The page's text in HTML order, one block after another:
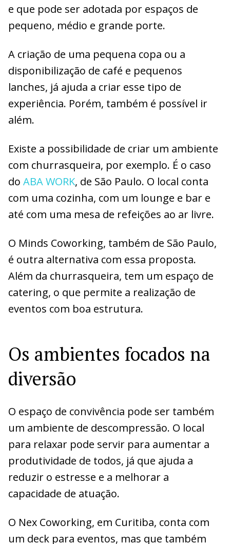
e que pode ser adotada por espaços de
pequeno, médio e grande porte.
A criação de uma pequena copa ou a
disponibilização de café e pequenos
lanches, já ajuda a criar esse tipo de
experiência. Porém, também é possível ir
além.
Existe a possibilidade de criar um ambiente
com churrasqueira, por exemplo. É o caso
do ABA WORK, de São Paulo. O local conta
com uma cozinha, com um lounge e bar e
até com uma mesa de refeições ao ar livre.
O Minds Coworking, também de São Paulo,
é outra alternativa com essa proposta.
Além da churrasqueira, tem um espaço de
catering, o que permite a realização de
eventos com boa estrutura.
Os ambientes focados na
diversão
O espaço de convivência pode ser também
um ambiente de descompressão. O local
para relaxar pode servir para aumentar a
produtividade de todos, já que ajuda a
reduzir o estresse e a melhorar a
capacidade de atuação.
O Nex Coworking, em Curitiba, conta com
um deck para eventos, mas que também